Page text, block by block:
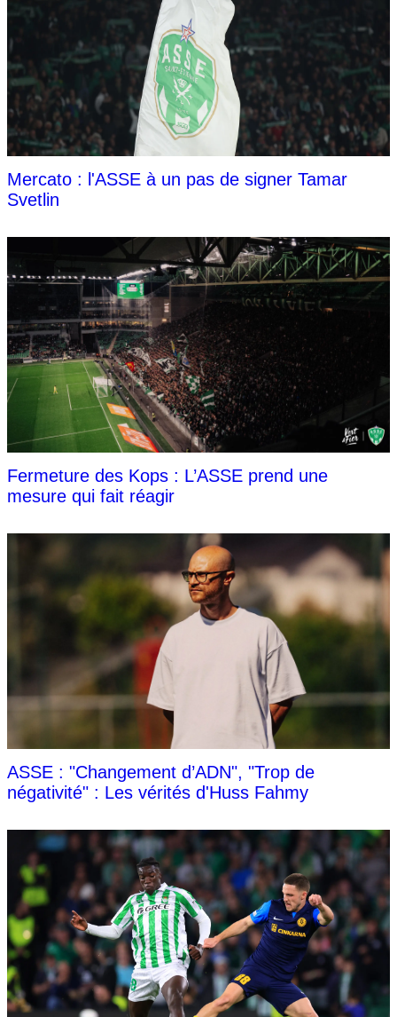
Mercato : l'ASSE à un pas de signer Tamar
Svetlin
Fermeture des Kops : L’ASSE prend une
mesure qui fait réagir
ASSE : "Changement d’ADN", "Trop de
négativité" : Les vérités d'Huss Fahmy